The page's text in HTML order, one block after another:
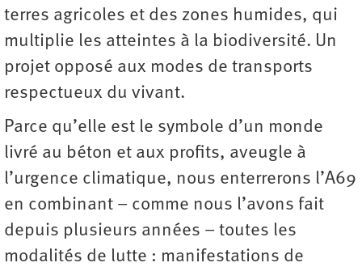
terres agricoles et des zones humides, qui
multiplie les atteintes à la biodiversité. Un
projet opposé aux modes de transports
respectueux du vivant.
Parce qu’elle est le symbole d’un monde
livré au béton et aux profits, aveugle à
l’urgence climatique, nous enterrerons l’A69
en combinant – comme nous l’avons fait
depuis plusieurs années – toutes les
modalités de lutte : manifestations de